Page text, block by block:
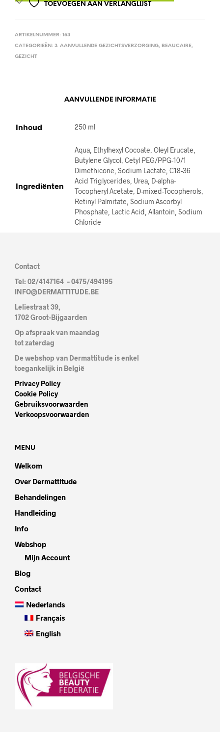
TOEVOEGEN AAN VERLANGLIJST
ARTIKELNUMMER: 153
CATEGORIEËN: 3. AANVULLENDE GEZICHTSVERZORGING, BEAUCAIRE,
GEZICHT
AANVULLENDE INFORMATIE
Inhoud 250 ml
Ingrediënten
Aqua, Ethylhexyl Cocoate, Oleyl Erucate,
Butylene Glycol, Cetyl PEG/PPG-10/1
Dimethicone, Sodium Lactate, C18-36
Acid Triglycerides, Urea, D-alpha-
Tocopheryl Acetate, D-mixed-Tocopherols,
Retinyl Palmitate, Sodium Ascorbyl
Phosphate, Lactic Acid, Allantoin, Sodium
Chloride
Contact
Tel: 02/4147164 – 0475/494195
INFO@DERMATTITUDE.BE
Leliestraat 39,
1702 Groot-Bijgaarden
Op afspraak van maandag
tot zaterdag
De webshop van Dermattitude is enkel
toegankelijk in België
Privacy Policy
Cookie Policy
Gebruiksvoorwaarden
Verkoopsvoorwaarden
MENU
Welkom
Over Dermattitude
Behandelingen
Handleiding
Info
Webshop
Mijn Account
Blog
Contact
Nederlands
Français
English